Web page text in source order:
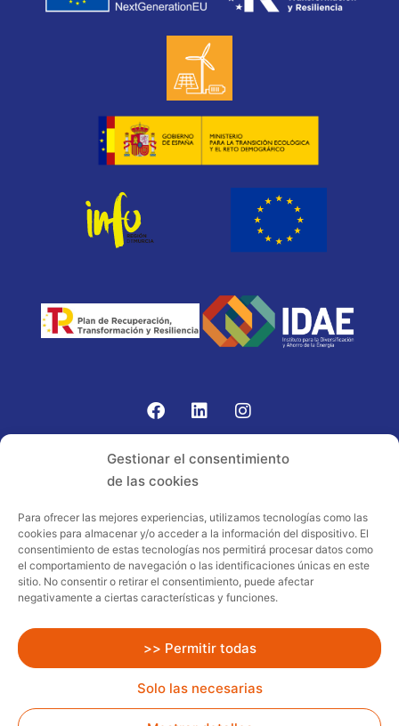
Gestionar el consentimiento
de las cookies
Para ofrecer las mejores experiencias, utilizamos tecnologías como las
cookies para almacenar y/o acceder a la información del dispositivo. El
consentimiento de estas tecnologías nos permitirá procesar datos como
el comportamiento de navegación o las identificaciones únicas en este
sitio. No consentir o retirar el consentimiento, puede afectar
negativamente a ciertas características y funciones.
>> Permitir todas
Solo las necesarias
Proyecto acogido al programa de
incentivos ligados al autoconsumo y
almacenamiento, con fuentes de energía
renovables, así como a la implantación
sector residencial en el marco del Plan
de Recuperación, Transformación y
Resiliencia, financiado por la Unión
Europea – NextGenerationEU